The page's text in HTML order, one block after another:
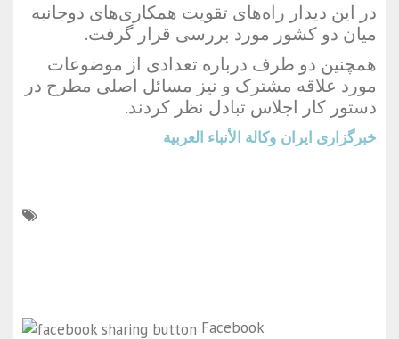
در این دیدار راه‌های تقویت همکاری‌های دوجانبه
میان دو کشور مورد بررسی قرار گرفت.
همچنین دو طرف درباره تعدادی از موضوعات
مورد علاقه مشترک و نیز مسائل اصلی مطرح در
دستور کار اجلاس تبادل نظر کردند.
خبرگزاری ایران وكالة الأنباء العربية
Facebook